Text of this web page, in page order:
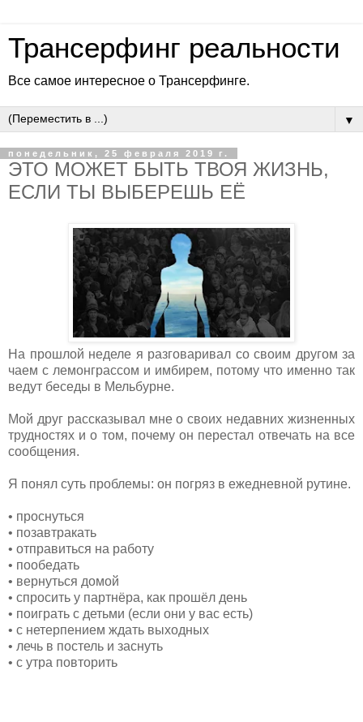
Трансерфинг реальности
Все самое интересное о Трансерфинге.
▼
понедельник, 25 февраля 2019 г.
ЭТО МОЖЕТ БЫТЬ ТВОЯ ЖИЗНЬ,
ЕСЛИ ТЫ ВЫБЕРЕШЬ ЕЁ
На прошлой неделе я разговаривал со своим другом за
чаем с лемонграссом и имбирем, потому что именно так
ведут беседы в Мельбурне.
Мой друг рассказывал мне о своих недавних жизненных
трудностях и о том, почему он перестал отвечать на все
сообщения.
Я понял суть проблемы: он погряз в ежедневной рутине.
• проснуться
• позавтракать
• отправиться на работу
• пообедать
• вернуться домой
• спросить у партнёра, как прошёл день
• поиграть с детьми (если они у вас есть)
• с нетерпением ждать выходных
• лечь в постель и заснуть
• с утра повторить